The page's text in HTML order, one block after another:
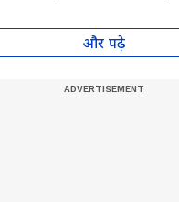
ऑप्शन
और पढ़े